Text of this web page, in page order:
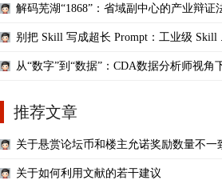
解码芜湖“1868”：省域副中心的产业辩证
别把 Skill 写成超长 Prompt：工业级 Skill
从“数字”到“数据”：CDA数据分析师视角
推荐文章
关于悬赏论坛币和楼主允诺奖励数量不一
关于如何利用文献的若干建议